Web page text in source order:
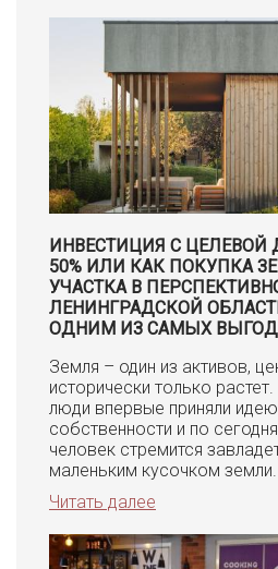
ИНВЕСТИЦИЯ С
50% ИЛИ КАК ПОКУПКА
УЧАСТКА В
ЛЕНИНГРАДСКОЙ
ОДНИМ ИЗ САМЫХ
Земля – один из активов,
исторически только
люди впервые приняли
собственности и по
человек стремится
маленьким кусочком земли.
Читать далее